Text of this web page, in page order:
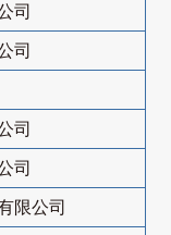
司
司
司
司
限公司